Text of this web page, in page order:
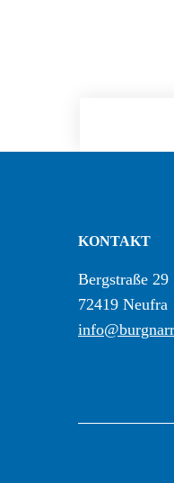
KONTAKT
Bergstraße 29
72419 Neufra